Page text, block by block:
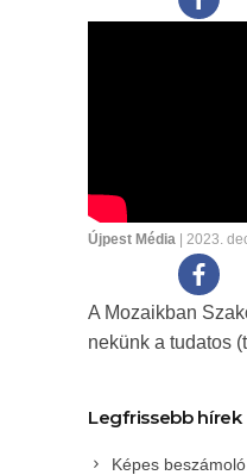
Újpest Média | 2023.
A Mozaikban
nekünk a tudatos
Legfrissebb hírek
Képes